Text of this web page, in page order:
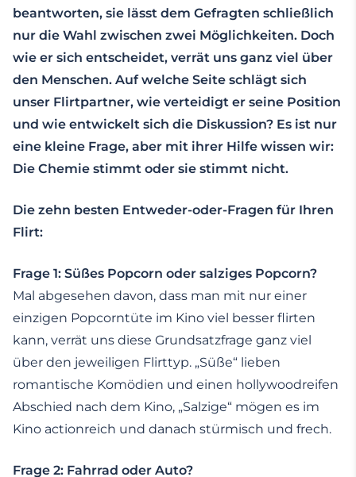
beantworten, sie lässt dem Gefragten schließlich
nur die Wahl zwischen zwei Möglichkeiten. Doch
wie er sich entscheidet, verrät uns ganz viel über
den Menschen. Auf welche Seite schlägt sich
unser Flirtpartner, wie verteidigt er seine Position
und wie entwickelt sich die Diskussion? Es ist nur
eine kleine Frage, aber mit ihrer Hilfe wissen wir:
Die Chemie stimmt oder sie stimmt nicht.
Die zehn besten Entweder-oder-Fragen für Ihren
Flirt:
Frage 1: Süßes Popcorn oder salziges Popcorn?
Mal abgesehen davon, dass man mit nur einer
einzigen Popcorntüte im Kino viel besser flirten
kann, verrät uns diese Grundsatzfrage ganz viel
über den jeweiligen Flirttyp. „Süße“ lieben
romantische Komödien und einen hollywoodreifen
Abschied nach dem Kino, „Salzige“ mögen es im
Kino actionreich und danach stürmisch und frech.
Frage 2: Fahrrad oder Auto?